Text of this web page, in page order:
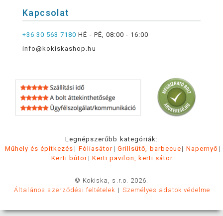
Kapcsolat
+36 30 563 7180 HÉ - PÉ, 08:00 - 16:00
info@kokiskashop.hu
Legnépszerűbb kategóriák:
Műhely és építkezés
Fóliasátor Grillsütő, barbecue
Napernyő
Kerti bútor
Kerti pavilon, kerti sátor
© Kokiska, s.r.o. 2026.
Általános szerződési feltételek
Személyes adatok védelme